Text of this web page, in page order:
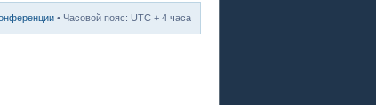
• Часовой пояс: UTC + 4 часа